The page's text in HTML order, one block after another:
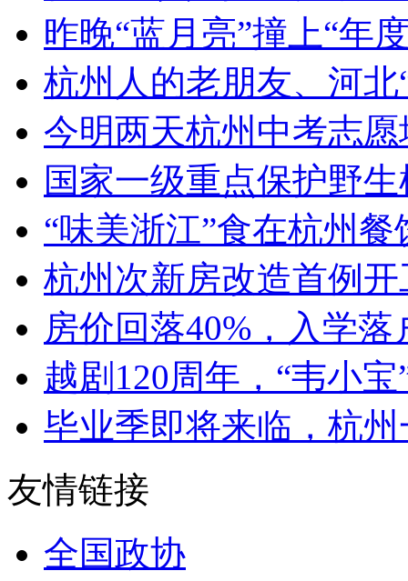
昨晚“蓝月亮”撞上“年
杭州人的老朋友、河北
今明两天杭州中考志
国家一级重点保护野
“味美浙江”食在杭州
杭州次新房改造首例
房价回落40%，入学
越剧120周年，“韦小
毕业季即将来临，杭
友情链接
全国政协